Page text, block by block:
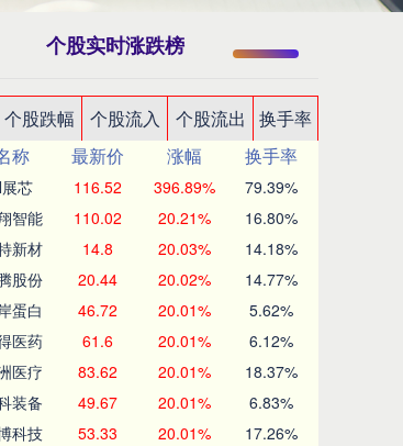
个股实时涨跌榜
个股跌幅 个股流入 个股流出
换手率
称 最新价 涨幅
换手率
芯 116.52 396.89% 79.39%
智能 110.02 20.21% 16.80%
新材 14.8 20.03% 14.18%
股份 20.44 20.02% 14.77%
蛋白 46.72 20.01% 5.62%
医药 61.6 20.01% 6.12%
医疗 83.62 20.01% 18.37%
装备 49.67 20.01% 6.83%
科技 53.33 20.01% 17.26%